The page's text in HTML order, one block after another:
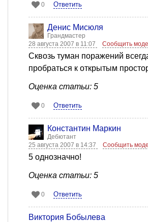
0 Ответить
Денис Мисюля
Грандмастер
28 августа 2007 в 11:07
Сообщить
Сквозь туман поражений
пробраться к открытым
Оценка статьи: 5
0 Ответить
Константин Маркин
Дебютант
25 августа 2007 в 14:37
Сообщить
5 однозначно!
Оценка статьи: 5
0 Ответить
Виктория Бобылева